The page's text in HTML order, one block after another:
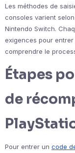
Les méthodes de
consoles varient
Nintendo Switch.
exigences pour
comprendre le
Étapes
de
Pour entrer un code